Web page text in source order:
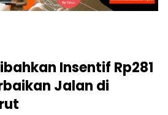
Insentif Rp281
Jalan di